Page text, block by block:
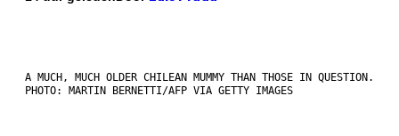
A MUCH, MUCH OLDER CHILEAN MUMMY THAN THOSE IN QUESTION.
PHOTO: MARTIN BERNETTI/AFP VIA GETTY IMAGES